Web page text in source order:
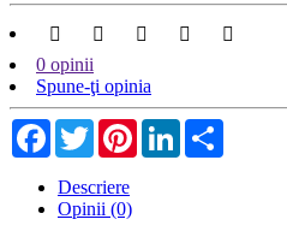
0 opinii
Spune-ţi opinia
Facebook
TwitterPinterestLinkedIn
Descriere
Opinii (0)